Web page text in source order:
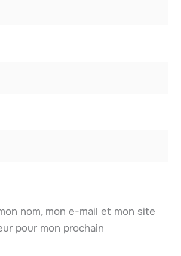
nom, mon e-mail et mon site
pour mon prochain